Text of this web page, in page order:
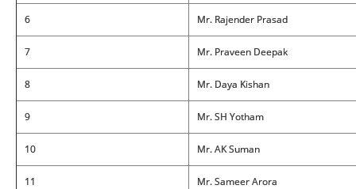
6 Mr. Rajender Prasad
7 Mr. Praveen Deepak
8 Mr. Daya Kishan
9 Mr. SH Yotham
10 Mr. AK Suman
11 Mr. Sameer Arora